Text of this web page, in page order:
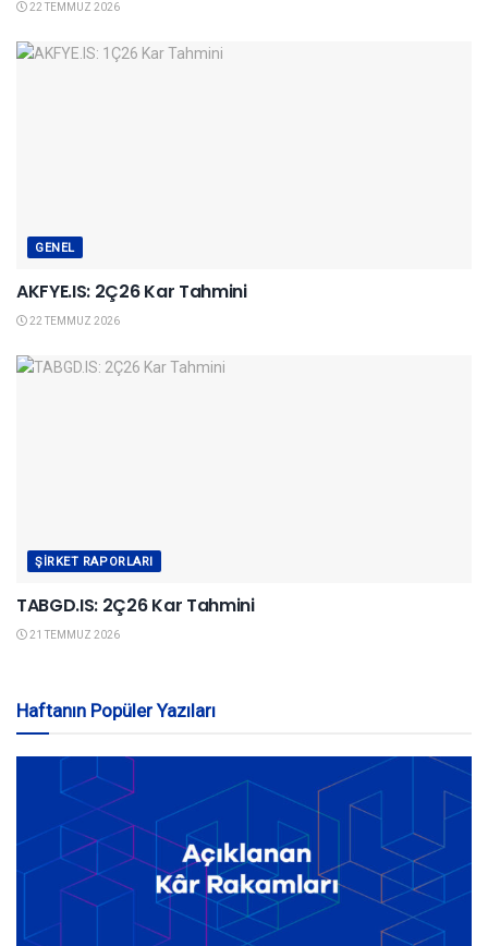
22 TEMMUZ 2026
GENEL
AKFYE.IS: 2Ç26 Kar Tahmini
22 TEMMUZ 2026
ŞIRKET RAPORLARI
TABGD.IS: 2Ç26 Kar Tahmini
21 TEMMUZ 2026
Haftanın Popüler Yazıları